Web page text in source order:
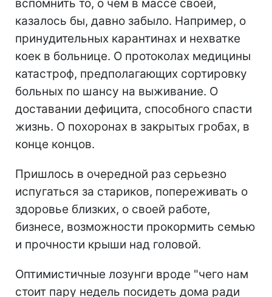
вспомнить то, о чем в массе своей,
казалось бы, давно забыло. Например, о
принудительных карантинах и нехватке
коек в больнице. О протоколах медицины
катастроф, предполагающих сортировку
больных по шансу на выживание. О
доставании дефицита, способного спасти
жизнь. О похоронах в закрытых гробах, в
конце концов.
Пришлось в очередной раз серьезно
испугаться за стариков, попереживать о
здоровье близких, о своей работе,
бизнесе, возможности прокормить семью
и прочности крыши над головой.
Оптимистичные лозунги вроде "чего нам
стоит пару недель посидеть дома ради